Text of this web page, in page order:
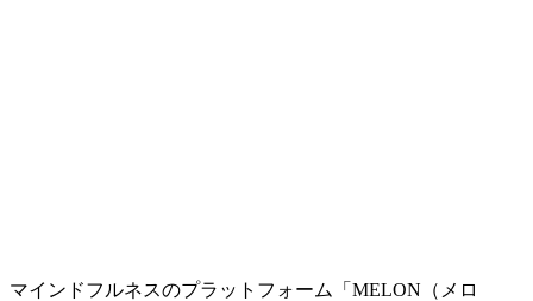
マインドフルネスのプラットフォーム「MELON（メロ